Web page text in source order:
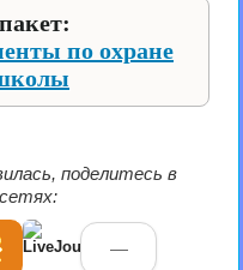
по охране
поделитесь в
—